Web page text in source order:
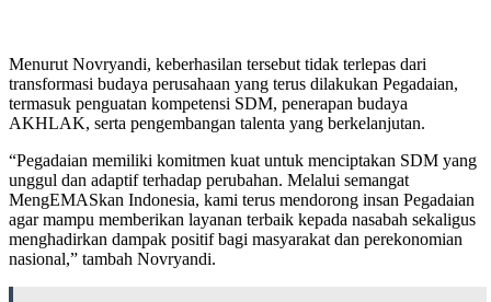
Menurut Novryandi, keberhasilan tersebut tidak terlepas dari
transformasi budaya perusahaan yang terus dilakukan Pegadaian,
termasuk penguatan kompetensi SDM, penerapan budaya
AKHLAK, serta pengembangan talenta yang berkelanjutan.
“Pegadaian memiliki komitmen kuat untuk menciptakan SDM yang
unggul dan adaptif terhadap perubahan. Melalui semangat
MengEMASkan Indonesia, kami terus mendorong insan Pegadaian
agar mampu memberikan layanan terbaik kepada nasabah sekaligus
menghadirkan dampak positif bagi masyarakat dan perekonomian
nasional,” tambah Novryandi.